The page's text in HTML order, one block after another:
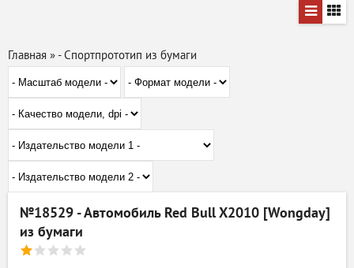
Главная »- Спортпрототип из бумаги
№18529 - Автомобиль Red Bull X2010 [Wongday]
из бумаги